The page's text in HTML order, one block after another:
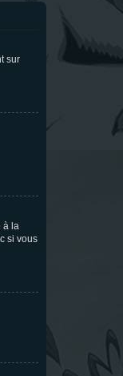
sur
à la
si vous